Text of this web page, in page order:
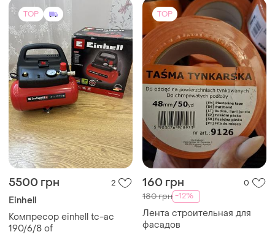
TOP
5500 грн 2
Einhell
Компресор einhell tc-ac
190/6/8 of
TOP
160 грн 0
180 грн -12%
Лента строительная для
фасадов